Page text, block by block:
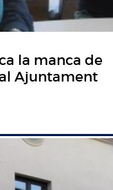
la manca de
Ajuntament